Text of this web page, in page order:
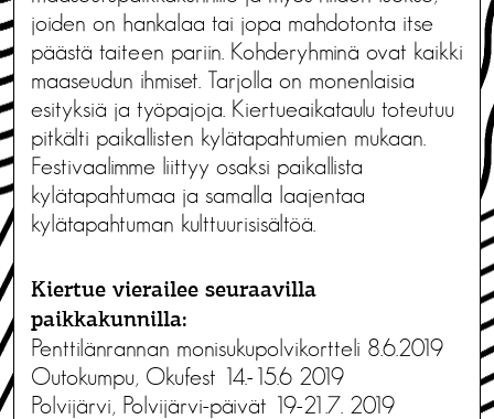
joiden on hankalaa tai jopa mahdotonta itse
päästä taiteen pariin. Kohderyhminä ovat kaikki
maaseudun ihmiset. Tarjolla on monenlaisia
esityksiä ja työpajoja. Kiertueaikataulu toteutuu
pitkälti paikallisten kylätapahtumien mukaan.
Festivaalimme liittyy osaksi paikallista
kylätapahtumaa ja samalla laajentaa
kylätapahtuman kulttuurisisältöä.
Kiertue vierailee seuraavilla
paikkakunnilla:
Penttilänrannan monisukupolvikortteli 8.6.2019
Outokumpu, Okufest 14.-15.6 2019
Polvijärvi, Polvijärvi-päivät 19-21.7. 2019